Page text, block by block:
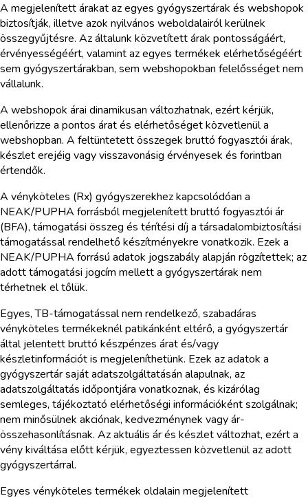
A megjelenített árakat az egyes gyógyszertárak és webshopok
biztosítják, illetve azok nyilvános weboldalairól kerülnek
összegyűjtésre. Az általunk közvetített árak pontosságáért,
érvényességéért, valamint az egyes termékek elérhetőségéért
sem gyógyszertárakban, sem webshopokban felelősséget nem
vállalunk.
A webshopok árai dinamikusan változhatnak, ezért kérjük,
ellenőrizze a pontos árat és elérhetőséget közvetlenül a
webshopban. A feltüntetett összegek bruttó fogyasztói árak,
készlet erejéig vagy visszavonásig érvényesek és forintban
értendők.
A vényköteles (Rx) gyógyszerekhez kapcsolódóan a
NEAK/PUPHA forrásból megjelenített bruttó fogyasztói ár
(BFA), támogatási összeg és térítési díj a társadalombiztosítási
támogatással rendelhető készítményekre vonatkozik. Ezek a
NEAK/PUPHA forrású adatok jogszabály alapján rögzítettek; az
adott támogatási jogcím mellett a gyógyszertárak nem
térhetnek el tőlük.
Egyes, TB-támogatással nem rendelkező, szabadáras
vényköteles termékeknél patikánként eltérő, a gyógyszertár
által jelentett bruttó készpénzes árat és/vagy
készletinformációt is megjeleníthetünk. Ezek az adatok a
gyógyszertár saját adatszolgáltatásán alapulnak, az
adatszolgáltatás időpontjára vonatkoznak, és kizárólag
semleges, tájékoztató elérhetőségi információként szolgálnak;
nem minősülnek akciónak, kedvezménynek vagy ár-
összehasonlításnak. Az aktuális ár és készlet változhat, ezért a
vény kiváltása előtt kérjük, egyeztessen közvetlenül az adott
gyógyszertárral.
Egyes vényköteles termékek oldalain megjelenített